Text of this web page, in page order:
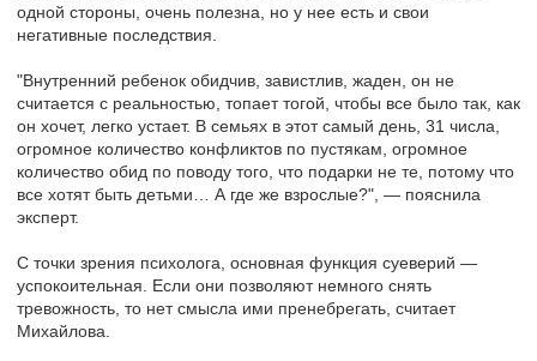
одной стороны, очень полезна, но у нее есть и свои
негативные последствия.
"Внутренний ребенок обидчив, завистлив, жаден, он не
считается с реальностью, топает тогой, чтобы все было так, как
он хочет, легко устает. В семьях в этот самый день, 31 числа,
огромное количество конфликтов по пустякам, огромное
количество обид по поводу того, что подарки не те, потому что
все хотят быть детьми… А где же взрослые?", — пояснила
эксперт.
С точки зрения психолога, основная функция суеверий —
успокоительная. Если они позволяют немного снять
тревожность, то нет смысла ими пренебрегать, считает
Михайлова.